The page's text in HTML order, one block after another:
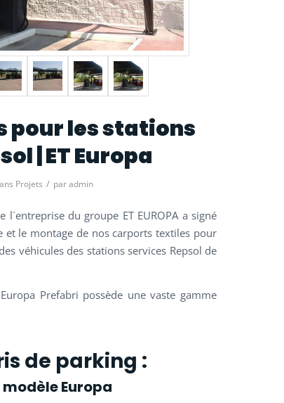
pour les stations
| ET Europa
Projets / paradmin
du groupe ET EUROPA a signé
et le montage de nos carports textiles pour
véhicules des stations services Repsol de
Prefabri possède une vaste gamme
de parking :
Europa